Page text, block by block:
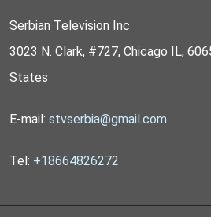
Serbian Television Inc
3023 N. Clark, #727, Chicago IL,
States
E-mail: stvserbia@gmail.com
Tel: +18664826272